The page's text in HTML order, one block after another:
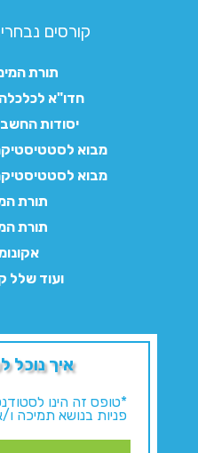
קורסים
תורת המימון
חדו"א לכלכלה
יסודות
מבוא
מבוא
תורת
תורת
ועוד שלל
איך נוכל
*טופס זה הינו
פניות בנושא תמיכה ו/